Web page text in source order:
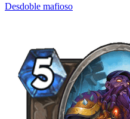
Desdoble mafioso